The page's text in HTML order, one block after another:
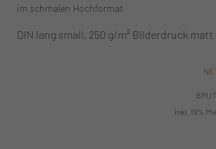
im schmalen Hochformat
DIN lang small, 250 g/m² Bilderdruck matt
inkl. 19%